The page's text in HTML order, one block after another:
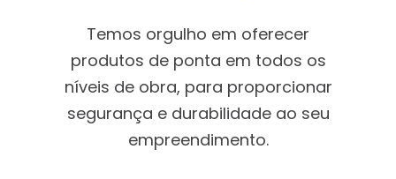
Temos orgulho em oferecer
produtos de ponta em todos os
níveis de obra, para proporcionar
segurança e durabilidade ao seu
empreendimento.